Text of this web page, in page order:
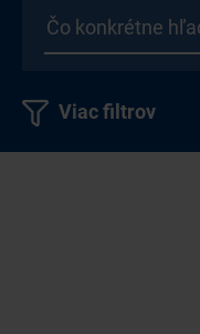
Viac filtrov